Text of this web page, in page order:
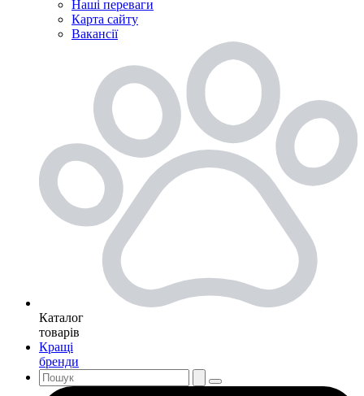
Наші переваги
Карта сайту
Вакансії
Каталог
товарів
Кращі
бренди